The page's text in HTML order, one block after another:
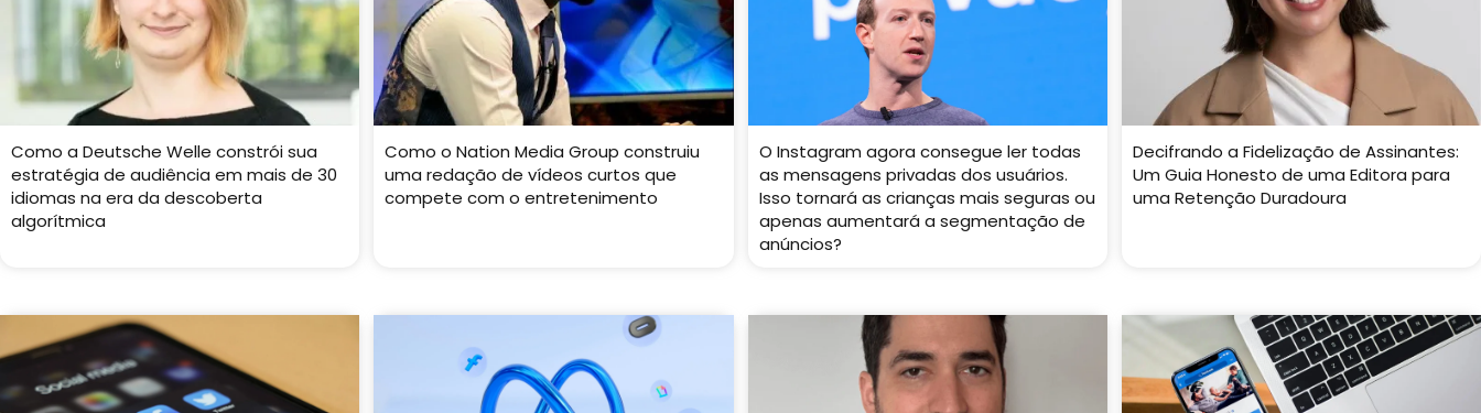
Como a Deutsche Welle constrói sua
estratégia de audiência em mais de 30
idiomas na era da descoberta
algorítmica
Como o Nation Media Group construiu
uma redação de vídeos curtos que
compete com o entretenimento
O Instagram agora consegue ler todas
as mensagens privadas dos usuários.
Isso tornará as crianças mais seguras ou
apenas aumentará a segmentação de
anúncios?
Decifrando a Fidelização de Assinantes:
Um Guia Honesto de uma Editora para
uma Retenção Duradoura